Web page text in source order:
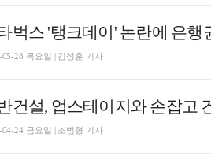
벅스 '탱크데이' 논란에 은행
05-28 목요일 | 김성훈 기자
건설, 업스테이지와 손잡고
04-24 금요일 | 조범형 기자